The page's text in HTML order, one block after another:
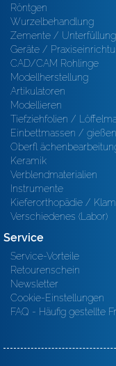
Röntgen
Wurzelbehandlung
Zemente /
Geräte /
CAD/CAM Rohlinge
Modellherstellung
Artikulatoren
Modellieren
Tiefziehfolien /
Einbettmassen /
Oberfl
Keramik
Verblendmaterialien
Instrumente
Kieferorthopädie /
Verschiedenes (Labor)
Service
Service-Vorteile
Retourenschein
Newsletter
Cookie-Einstellungen
FAQ - Häufig gestellte